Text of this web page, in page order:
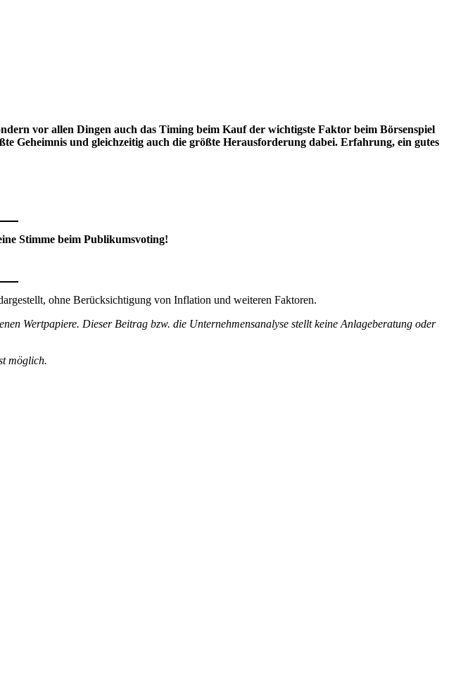
vor allen Dingen auch das Timing beim Kauf der wichtigste Faktor beim Börsenspiel
Geheimnis und gleichzeitig auch die größte Herausforderung dabei. Erfahrung, ein gutes
Stimme beim Publikumsvoting!
ohne Berücksichtigung von Inflation und weiteren Faktoren.
Wertpapiere. Dieser Beitrag bzw. die Unternehmensanalyse stellt keine Anlageberatung oder
möglich.